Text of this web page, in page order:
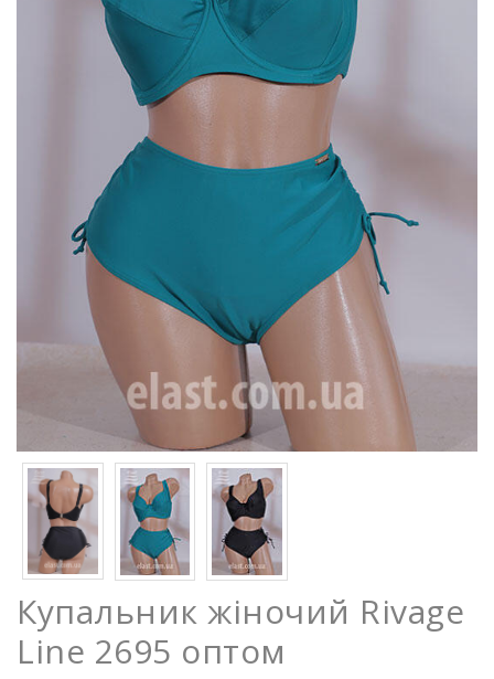
Купальник жіночий Rivage
Line 2695 оптом